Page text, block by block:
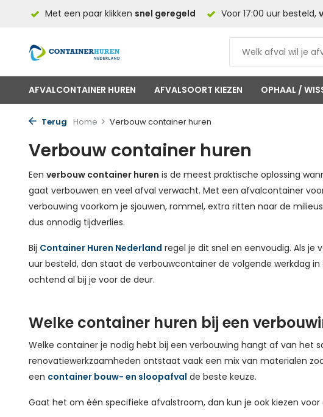
Met een paar klikken snel geregeld Voor 17:00 uur besteld,
AFVALCONTAINER HUREN AFVALSOORT KIEZEN OPHAAL /
Terug Home Verbouw container huren
Verbouw container huren
Een verbouw container huren is de meest praktische oplossing
gaat verbouwen en veel afval verwacht. Met een afvalcontainer
verbouwing voorkom je sjouwen, rommel, extra ritten naar de
dus onnodig tijdverlies.
Bij Container Huren Nederland regel je dit snel en eenvoudig. Als je
uur besteld, dan staat de verbouwcontainer de volgende werkdag in
ochtend al bij je voor de deur.
Welke container huren bij een
Welke container je nodig hebt bij een verbouwing hangt af van het
renovatiewerkzaamheden ontstaat vaak een mix van materialen
een container bouw- en sloopafval de beste keuze.
Gaat het om één specifieke afvalstroom, dan kun je ook kiezen